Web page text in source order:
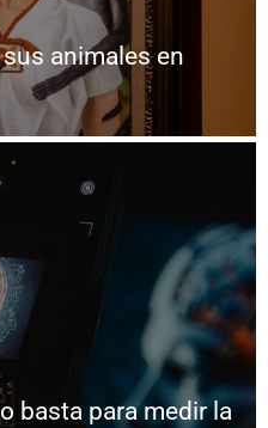
animales en
basta para medir la